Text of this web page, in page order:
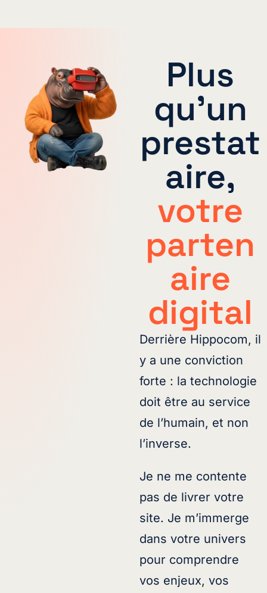
Plus
qu'un
prestat
aire,
votre
parten
aire
digital
Derrière Hippocom, il
y a une conviction
forte : la technologie
doit être au service
de l’humain, et non
l’inverse.
Je ne me contente
pas de livrer votre
site. Je m’immerge
dans votre univers
pour comprendre
vos enjeux, vos